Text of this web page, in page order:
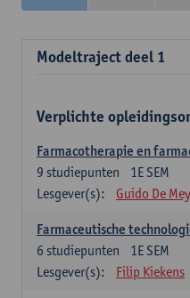
Modeltraject deel 1
Verplichte
Farmacotherapie en
1E SEM
9 studiepunten
Lesgever(s):
Guido De
Farmaceutische
1E SEM
6 studiepunten
Lesgever(s):
Filip Kiekens